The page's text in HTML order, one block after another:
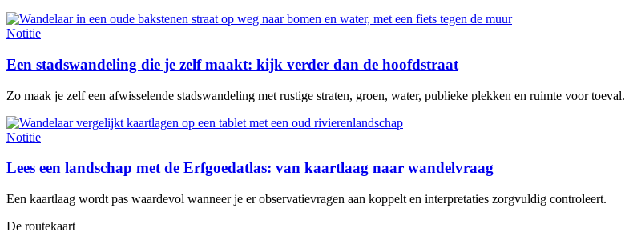
Notitie
Een stadswandeling die je zelf maakt: kijk verder dan de hoofdstraat
Zo maak je zelf een afwisselende stadswandeling met rustige straten, groen, water, publieke plekken en ruimte voor toeval.
Notitie
Lees een landschap met de Erfgoedatlas: van kaartlaag naar wandelvraag
Een kaartlaag wordt pas waardevol wanneer je er observatievragen aan koppelt en interpretaties zorgvuldig controleert.
De routekaart